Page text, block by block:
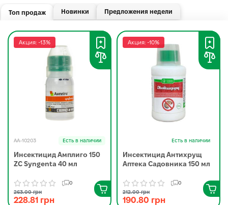
Топ продаж Новинки Предложения недели
Акция: -13%
AA-10203 Есть в наличии
Инсектицид Амплиго 150
ZC Syngenta 40 мл
0
263.00 грн
228.81 грн
Акция: -10%
Есть в наличии
Инсектицид Антихрущ
Аптека Садовника 150 мл
0
212.00 грн
190.80 грн